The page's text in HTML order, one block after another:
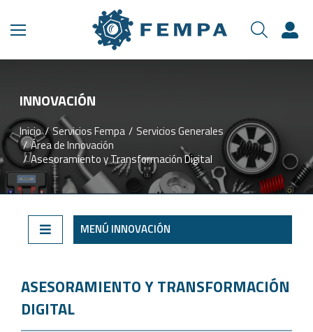
INNOVACIÓN​
Estás aquí:
Inicio Servicios Fempa
Servicios Generales
Área de Innovación
Asesoramiento y Transformación Digital
MENÚ INNOVACIÓN
ASESORAMIENTO Y TRANSFORMACIÓN
DIGITAL